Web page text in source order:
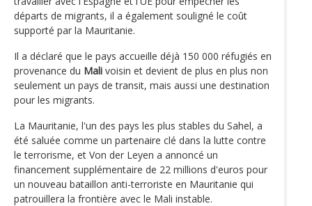
départs de migrants, il a également souligné le coût
supporté par la Mauritanie.
Il a déclaré que le pays accueille déjà 150 000 réfugiés en
provenance du Mali voisin et devient de plus en plus non
seulement un pays de transit, mais aussi une destination
pour les migrants.
La Mauritanie, l'un des pays les plus stables du Sahel, a
été saluée comme un partenaire clé dans la lutte contre
le terrorisme, et Von der Leyen a annoncé un
financement supplémentaire de 22 millions d'euros pour
un nouveau bataillon anti-terroriste en Mauritanie qui
patrouillera la frontière avec le Mali instable.